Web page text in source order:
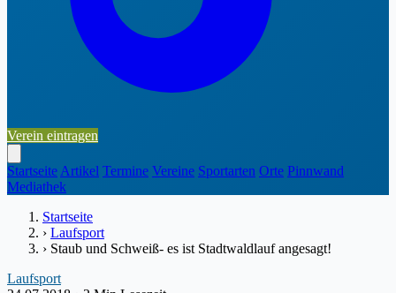
Verein eintragen
Startseite Artikel Termine Vereine Sportarten Orte Pinnwand
Mediathek
Startseite
› Laufsport
› Staub und Schweiß- es ist Stadtwaldlauf angesagt!
Laufsport